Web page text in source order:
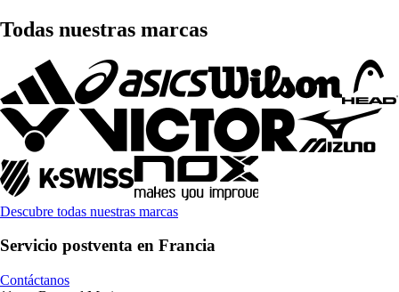
Todas nuestras marcas
Descubre todas nuestras marcas
Servicio postventa en Francia
Contáctanos